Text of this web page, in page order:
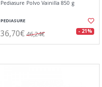
Pediasure Polvo Vainilla 850 g
PEDIASURE
36,70€ 46,24€ - 21%